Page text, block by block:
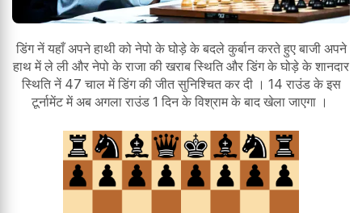
डिंग नें यहाँ अपने हाथी को नेपो के घोड़े के बदले कुर्बान करते हुए बाजी अपने
हाथ में ले ली और नेपो के राजा की खराब स्थिति और डिंग के घोड़े के शानदार
स्थिति नें 47 चाल में डिंग की जीत सुनिश्चित कर दी । 14 राउंड के इस
टूर्नामेंट में अब अगला राउंड 1 दिन के विश्राम के बाद खेला जाएगा ।